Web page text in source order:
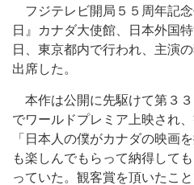
フジテレビ開局５５周年記
日』カナダ大使館、日本外国
日、東京都内で行われ、主演
出席した。
本作は公開に先駆けて第３
でワールドプレミア上映され
「日本人の僕がカナダの映画
も楽しんでもらって納得して
っていた。観客賞を頂いたこ